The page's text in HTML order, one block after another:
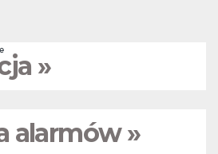
»
alarmów »